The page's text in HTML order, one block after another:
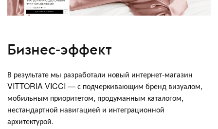
Бизнес-эффект
В результате мы разработали новый интернет-магазин
VITTORIA VICCI — с подчеркивающим бренд визуалом,
мобильным приоритетом, продуманным каталогом,
нестандартной навигацией и интеграционной
архитектурой.